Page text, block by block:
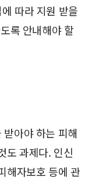
따라 지원 받을
록 안내해야 할
받아야 하는 피해
도 과제다. 인신
해자보호 등에 관